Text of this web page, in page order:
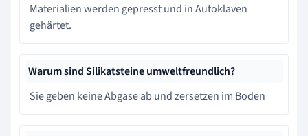
Materialien werden gepresst und in Autoklaven
gehärtet.
Warum sind Silikatsteine umweltfreundlich?
Sie geben keine Abgase ab und zersetzen im Boden